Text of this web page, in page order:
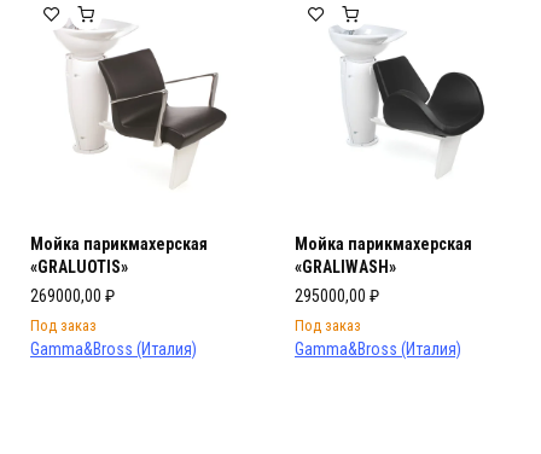
Мойка парикмахерская
«GRALUOTIS»
269000,00 ₽
Под заказ
Gamma&Bross (Италия)
Мойка парикмахерская
«GRALIWASH»
295000,00 ₽
Под заказ
Gamma&Bross (Италия)